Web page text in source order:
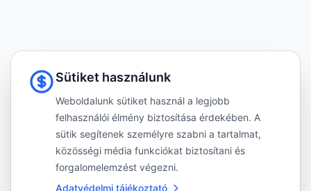
Sütiket használunk
Weboldalunk sütiket használ a legjobb
felhasználói élmény biztosítása érdekében. A
sütik segítenek személyre szabni a tartalmat,
közösségi média funkciókat biztosítani és
forgalomelemzést végezni.
Adatvédelmi tájékoztató